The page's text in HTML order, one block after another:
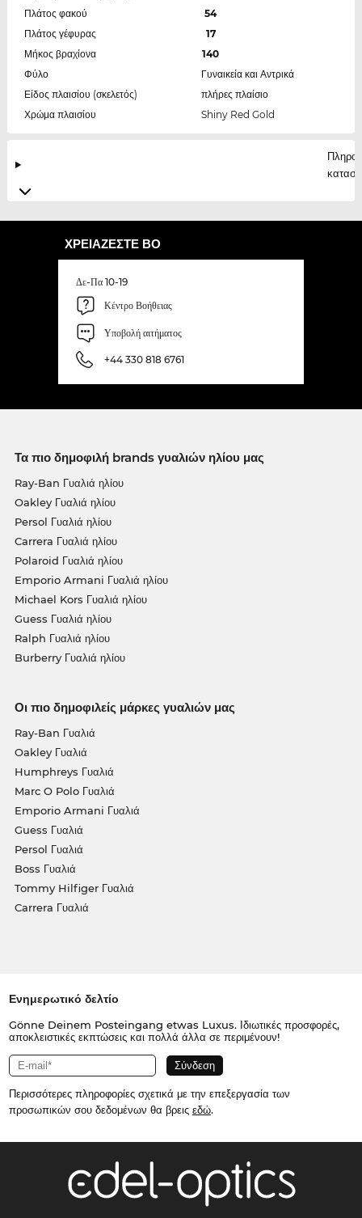
Πλάτος φακού
54
Πλάτος γέφυρας
17
Μήκος βραχίονα
140
Φύλο
Γυναικεία και Αντρικά
Είδος πλαισίου (σκελετός)
πλήρες πλαίσιο
Χρώμα πλαισίου
Shiny Red Gold
ΧΡΕΙΆΖΕΣΤΕ ΒΟ
Δε-Πα 10-19
Κέντρο Βοήθειας
Υποβολή αιτήματος
+44 330 818 6761
Τα πιο δημοφιλή brands γυαλιών ηλίου μας
Ray-Ban Γυαλιά ηλίου
Oakley Γυαλιά ηλίου
Persol Γυαλιά ηλίου
Carrera Γυαλιά ηλίου
Polaroid Γυαλιά ηλίου
Emporio Armani Γυαλιά ηλίου
Michael Kors Γυαλιά ηλίου
Guess Γυαλιά ηλίου
Ralph Γυαλιά ηλίου
Burberry Γυαλιά ηλίου
Οι πιο δημοφιλείς μάρκες γυαλιών μας
Ray-Ban Γυαλιά
Oakley Γυαλιά
Humphreys Γυαλιά
Marc O Polo Γυαλιά
Emporio Armani Γυαλιά
Guess Γυαλιά
Persol Γυαλιά
Boss Γυαλιά
Tommy Hilfiger Γυαλιά
Carrera Γυαλιά
Ενημερωτικό δελτίο
Gönne Deinem Posteingang etwas Luxus. Ιδιωτικές προσφορές,
αποκλειστικές εκπτώσεις και πολλά άλλα σε περιμένουν!
Περισσότερες πληροφορίες σχετικά με την επεξεργασία των
προσωπικών σου δεδομένων θα βρεις εδώ.